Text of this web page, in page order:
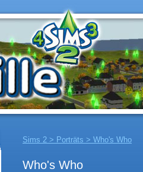
Sims 2 > Porträts > Who's Who
Who's Who